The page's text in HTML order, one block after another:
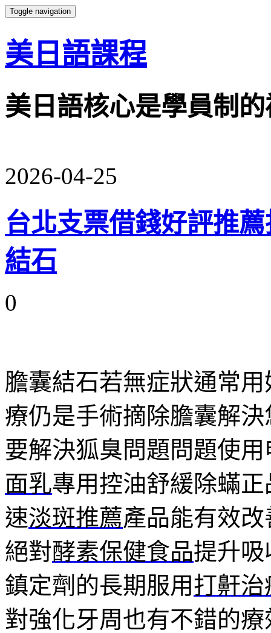
Toggle navigation
美日語課程
美日語核心是學員制
2026-04-25
台北支票借錢好評推
結石
0
膽囊結石若無症狀通常
療仍是手術摘除膽囊解
要解決狐臭問題問題使
面乳專用控油舒緩除蟎
速淡斑推薦產品能有效
絕對酵素保健食品提升
鎮定劑的長期服用打鼾治
對強化牙周也有不錯的療